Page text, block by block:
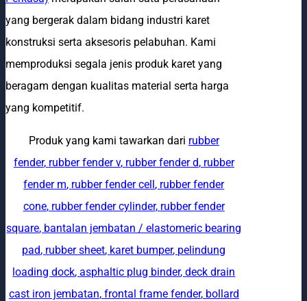
yang bergerak dalam bidang industri karet
konstruksi serta aksesoris pelabuhan. Kami
memproduksi segala jenis produk karet yang
beragam dengan kualitas material serta harga
yang kompetitif.
Produk yang kami tawarkan dari rubber
fender, rubber fender v, rubber fender d, rubber
fender m, rubber fender cell, rubber fender
cone, rubber fender cylinder, rubber fender
square, bantalan jembatan / elastomeric bearing
pad, rubber sheet, karet bumper, pelindung
loading dock,asphaltic plug binder,deck drain
cast iron jembatan, frontal frame fender, bollard